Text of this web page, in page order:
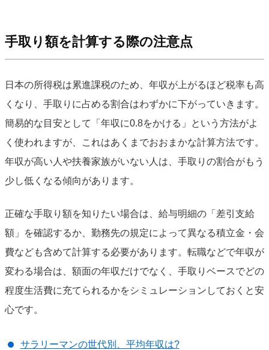
手取り額を計算する際の注意点
日本の所得税は累進課税のため、年収が上がるほど税率も高
くなり、手取りに占める割合はわずかに下がっていきます。
簡易的な目安として「年収に0.8をかける」という方法がよ
く使われますが、これはあくまでおおまかな計算方法です。
年収が高い人や扶養家族がいない人は、手取りの割合がもう
少し低くなる傾向があります。
正確な手取り額を知りたい場合は、給与明細の「差引支給
額」を確認するか、勤務先の規定によって異なる積立金・会
費なども含めて計算する必要があります。転職などで年収が
変わる場合は、額面の年収だけでなく、手取りベースでどの
程度生活費に充てられるかをシミュレーションしておくと安
心です。
サラリーマンの世代別、平均年収は?